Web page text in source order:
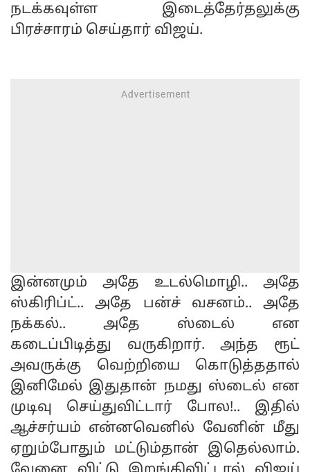
நடக்கவுள்ள இடைத்தேர்தலுக்கு
பிரச்சாரம் செய்தார் விஜய்.
இன்னமும் அதே உடல்மொழி.. அதே
ஸ்கிரிப்ட்.. அதே பன்ச் வசனம்.. அதே
நக்கல்.. அதே ஸ்டைல் என
கடைப்பிடித்து வருகிறார். அந்த ரூட்
அவருக்கு வெற்றியை கொடுத்ததால்
இனிமேல் இதுதான் நமது ஸ்டைல் என
முடிவு செய்துவிட்டார் போல!.. இதில்
ஆச்சர்யம் என்னவெனில் வேனின் மீது
ஏறும்போதும் மட்டும்தான் இதெல்லாம்.